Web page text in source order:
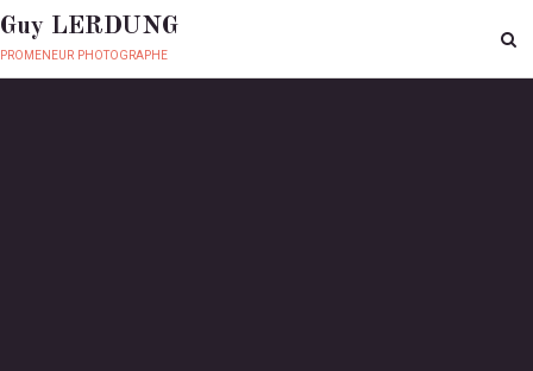
Guy LERDUNG
promeneur photographe